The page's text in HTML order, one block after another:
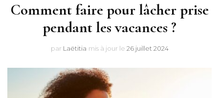
Comment faire pour lâcher prise
pendant les vacances ?
par Laëtitia mis à jour le 26 juillet 2024